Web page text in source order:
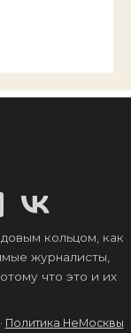
кольцом, как
журналисты,
что это и их
· Политика НеМосквы